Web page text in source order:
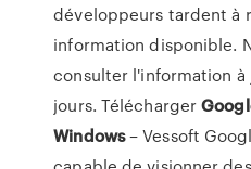
développeurs tardent à
information disponible.
consulter l'information
jours. Télécharger
Windows– Vessoft